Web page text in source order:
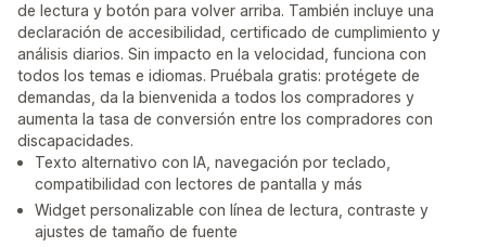
de lectura y botón para volver arriba. También incluye una
declaración de accesibilidad, certificado de cumplimiento y
análisis diarios. Sin impacto en la velocidad, funciona con
todos los temas e idiomas. Pruébala gratis: protégete de
demandas, da la bienvenida a todos los compradores y
aumenta la tasa de conversión entre los compradores con
discapacidades.
Texto alternativo con IA, navegación por teclado,
compatibilidad con lectores de pantalla y más
Widget personalizable con línea de lectura, contraste y
ajustes de tamaño de fuente